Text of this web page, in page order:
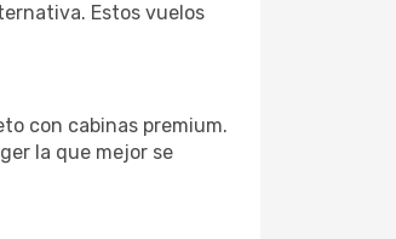
Estos vuelos
con cabinas premium.
la que mejor se